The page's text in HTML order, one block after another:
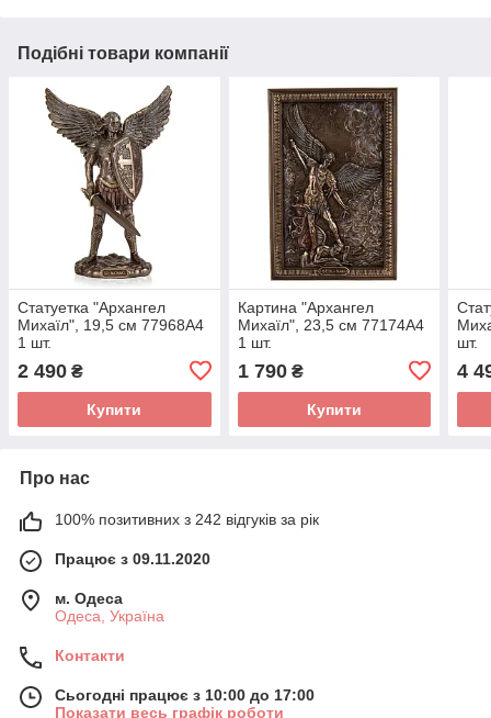
Подібні товари компанії
Статуетка "Архангел
Михаїл", 19,5 см 77968A4
1 шт.
2 490 ₴
Купити
Картина "Архангел
Михаїл", 23,5 см 77174A4
1 шт.
1 790₴
Купити
шт.
4
Про нас
100% позитивних з 242 відгуків за рік
Працює з 09.11.2020
м. Одеса
Одеса, Україна
Контакти
Сьогодні працює з 10:00 до 17:00
Показати весь графік роботи